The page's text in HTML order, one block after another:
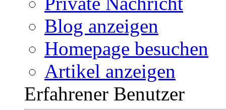
Blog anzeigen
Homepage besuchen
Artikel anzeigen
Erfahrener Benutzer